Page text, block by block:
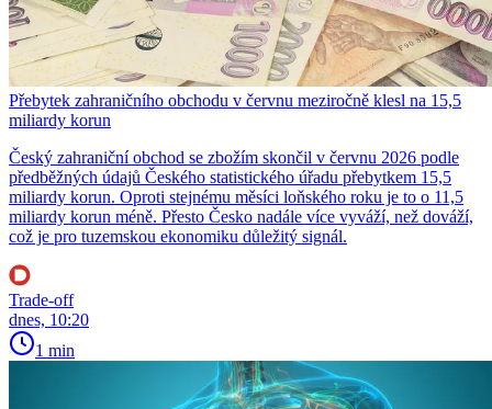
Přebytek zahraničního obchodu v červnu meziročně klesl na 15,5
miliardy korun
Český zahraniční obchod se zbožím skončil v červnu 2026 podle
předběžných údajů Českého statistického úřadu přebytkem 15,5
miliardy korun. Oproti stejnému měsíci loňského roku je to o 11,5
miliardy korun méně. Přesto Česko nadále více vyváží, než dováží,
což je pro tuzemskou ekonomiku důležitý signál.
Trade-off
dnes, 10:20
1 min